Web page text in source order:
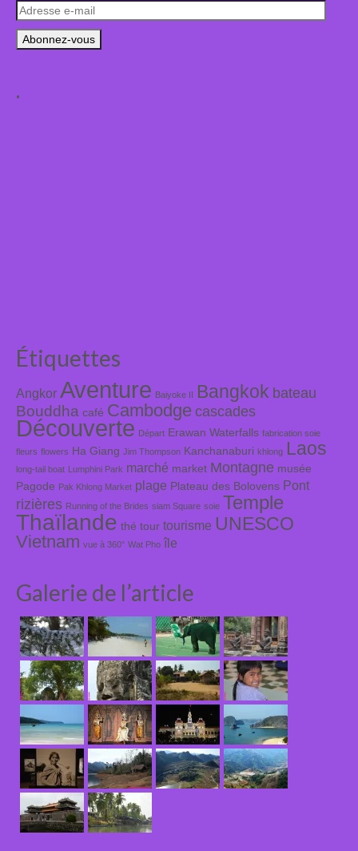
Adresse
e-
mail
.
Étiquettes
Angkor Aventure Baiyoke II Bangkok bateau
Bouddha café Cambodge cascades
Découverte Départ Erawan Waterfalls fabrication soie
fleurs flowers Ha Giang Jim Thompson Kanchanaburi khlong Laos
long-tail boat Lumphini Park marché market Montagne musée
Pagode Pak Khlong Market plage Plateau des Bolovens Pont
rizières Running of the Brides siam Square soie Temple
Thaïlande thé tour tourisme UNESCO
Vietnam vue à 360° Wat Pho île
Galerie de l’article